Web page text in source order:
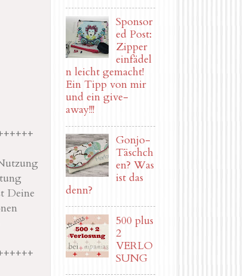
Deine
Sponsor
ed Post:
Zipper
einfädel
n leicht gemacht!
Ein Tipp von mir
und ein give-
away!!!
Gonjo-
Täschch
en? Was
ist das
denn?
500 plus
2
VERLO
SUNG